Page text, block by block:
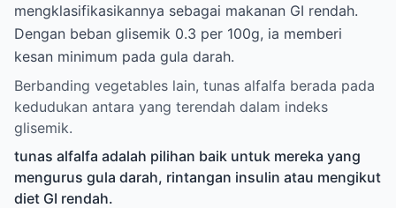
mengklasifikasikannya sebagai makanan GI rendah.
Dengan beban glisemik 0.3 per 100g, ia memberi
kesan minimum pada gula darah.
Berbanding vegetables lain, tunas alfalfa berada pada
kedudukan antara yang terendah dalam indeks
glisemik.
tunas alfalfa adalah pilihan baik untuk mereka yang
mengurus gula darah, rintangan insulin atau mengikut
diet GI rendah.